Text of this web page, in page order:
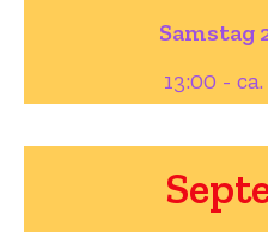
Samstag
13:00 -